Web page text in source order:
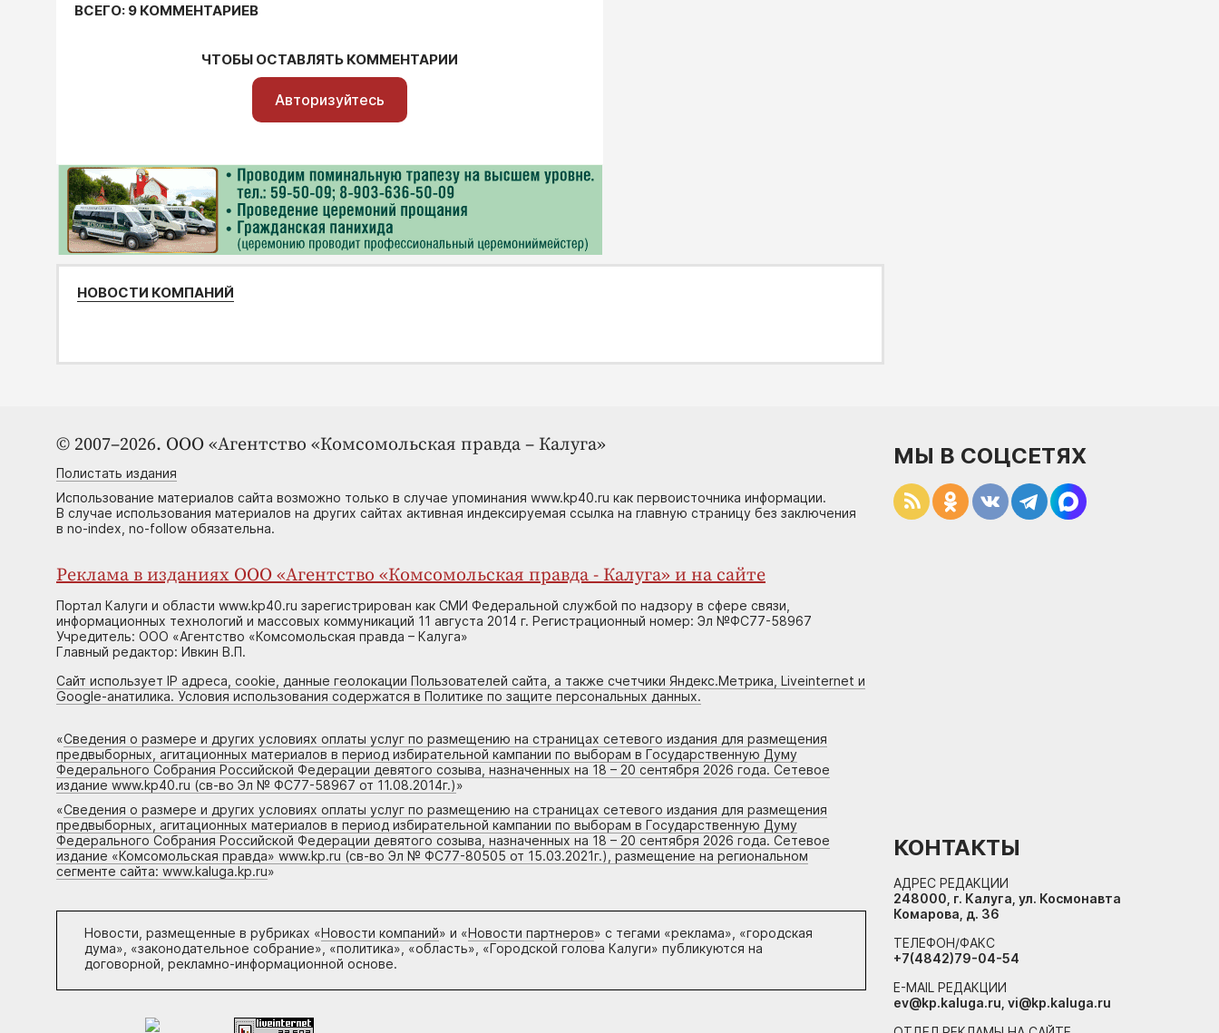
ВСЕГО: 9 КОММЕНТАРИЕВ
ЧТОБЫ ОСТАВЛЯТЬ КОММЕНТАРИИ
Авторизуйтесь
НОВОСТИ КОМПАНИЙ
© 2007–2026. ООО «Агентство «Комсомольская правда – Калуга»
Полистать издания
Использование материалов сайта возможно только в случае упоминания www.kp40.ru как первоисточника информации.
В случае использования материалов на других сайтах активная индексируемая ссылка на главную страницу без заключения
в no-index, no-follow обязательна.
Реклама в изданиях ООО «Агентство «Комсомольская правда - Калуга» и на сайте
Портал Калуги и области www.kp40.ru зарегистрирован как СМИ Федеральной службой по надзору в сфере связи,
информационных технологий и массовых коммуникаций 11 августа 2014 г. Регистрационный номер: Эл №ФС77-58967
Учредитель: ООО «Агентство «Комсомольская правда – Калуга»
Главный редактор: Ивкин В.П.
Сайт использует IP адреса, cookie, данные геолокации Пользователей сайта, а также счетчики Яндекс.Метрика, Liveinternet и
Google-анатилика. Условия использования содержатся в Политике по защите персональных данных.
«Сведения о размере и других условиях оплаты услуг по размещению на страницах сетевого издания для размещения
предвыборных, агитационных материалов в период избирательной кампании по выборам в Государственную Думу
Федерального Собрания Российской Федерации девятого созыва, назначенных на 18 – 20 сентября 2026 года. Сетевое
издание www.kp40.ru (св-во Эл № ФС77-58967 от 11.08.2014г.)»
«Сведения о размере и других условиях оплаты услуг по размещению на страницах сетевого издания для размещения
предвыборных, агитационных материалов в период избирательной кампании по выборам в Государственную Думу
Федерального Собрания Российской Федерации девятого созыва, назначенных на 18 – 20 сентября 2026 года. Сетевое
издание «Комсомольская правда» www.kp.ru (св-во Эл № ФС77-80505 от 15.03.2021г.), размещение на региональном
сегменте сайта: www.kaluga.kp.ru»
Новости, размещенные в рубриках «Новости компаний» и «Новости партнеров» с тегами «реклама», «городская
дума», «законодательное собрание», «политика», «область», «Городской голова Калуги» публикуются на
договорной, рекламно-информационной основе.
МЫ В СОЦСЕТЯХ
КОНТАКТЫ
АДРЕС РЕДАКЦИИ
248000, г. Калуга, ул. Космонавта
Комарова, д. 36
ТЕЛЕФОН/ФАКС
+7(4842)79-04-54
E-MAIL РЕДАКЦИИ
ev@kp.kaluga.ru, vi@kp.kaluga.ru